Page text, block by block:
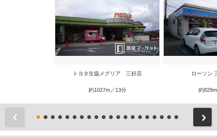
トヨタ生協メグリア 三好店
約1027m／13分
ローソン
約